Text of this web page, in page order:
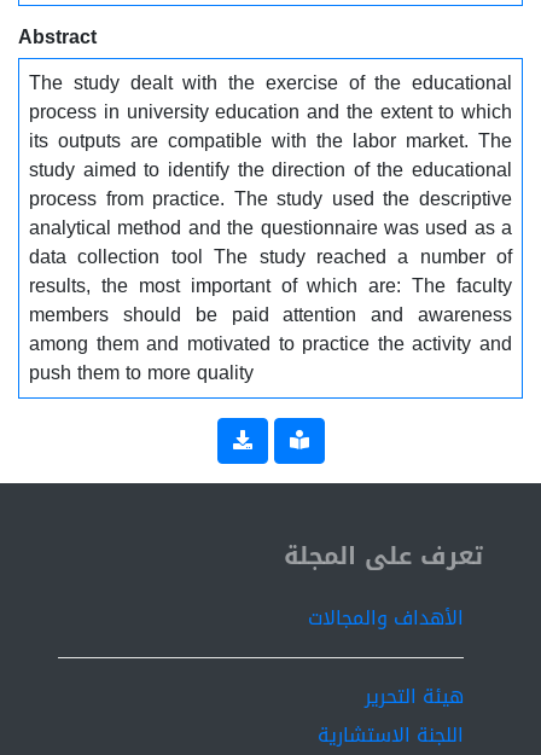
Abstract
The study dealt with the exercise of the educational
process in university education and the extent to which
its outputs are compatible with the labor market. The
study aimed to identify the direction of the educational
process from practice. The study used the descriptive
analytical method and the questionnaire was used as a
data collection tool The study reached a number of
results, the most important of which are: The faculty
members should be paid attention and awareness
among them and motivated to practice the activity and
push them to more quality
ISSN 2519-9854
تعرف على المجلة
الأهداف والمجالات
هيئة التحرير
اللجنة الاستشارية